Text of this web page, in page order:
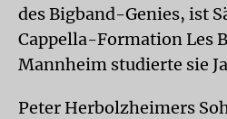
des Bigband-Genies, ist
Cappella-Formation Les
Mannheim studierte sie
Peter Herbolzheimers